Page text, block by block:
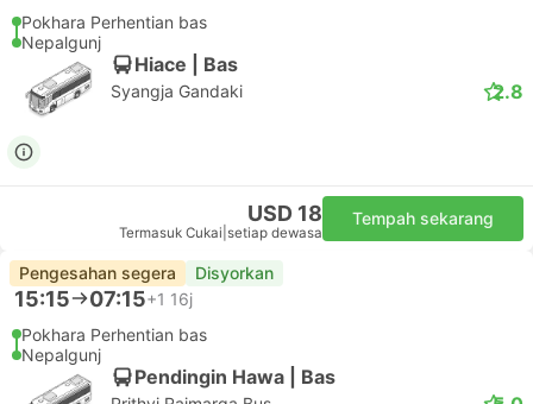
Pokhara Perhentian bas
Nepalgunj
Hiace | Bas
Syangja Gandaki 2.8
USD 18
Termasuk Cukai setiap dewasa
Tempah sekarang
Pengesahan segera Disyorkan
15:15 07:15+1 16j
Pokhara Perhentian bas
Nepalgunj
Pendingin Hawa | Bas